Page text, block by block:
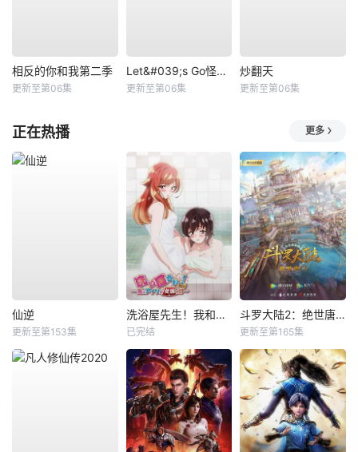
相反的你和我第二季
更新至第06集
Let&#039;s Go怪奇组
更新至第06集
炒翻天
更新至第06集
正在热播 更多
仙逆
更新至第153集
洗浴屋先生！我和那家伙在女浴池！？
已完结
斗罗大陆2：绝世唐门
更新至第165集